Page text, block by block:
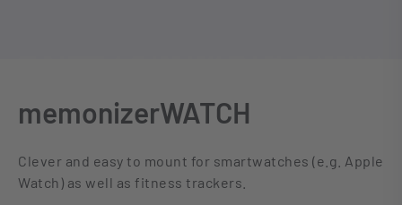
memonizerWATCH
Clever and easy to mount for smartwatches (e.g. Apple
Watch) as well as fitness trackers.